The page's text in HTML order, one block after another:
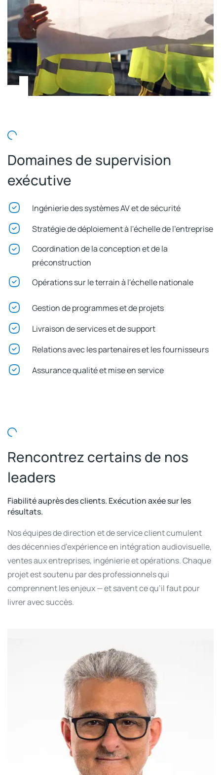
Domaines de supervision
exécutive
Ingénierie des systèmes AV et de sécurité
Stratégie de déploiement à l'échelle de l'entreprise
Coordination de la conception et de la
préconstruction
Opérations sur le terrain à l'échelle nationale
Gestion de programmes et de projets
Livraison de services et de support
Relations avec les partenaires et les fournisseurs
Assurance qualité et mise en service
Rencontrez certains de nos
leaders
Fiabilité auprès des clients. Exécution axée sur les
résultats.
Nos équipes de direction et de service client cumulent
des décennies d’expérience en intégration audiovisuelle,
ventes aux entreprises, ingénierie et opérations. Chaque
projet est soutenu par des professionnels qui
comprennent les enjeux — et savent ce qu’il faut pour
livrer avec succès.